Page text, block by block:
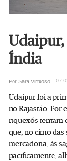
Índia
Por Sara Virtuoso
Udaipur foi a
no Rajastão. Por
riquexós tentam
que, no cimo
mercadoria, às
pacificamente,